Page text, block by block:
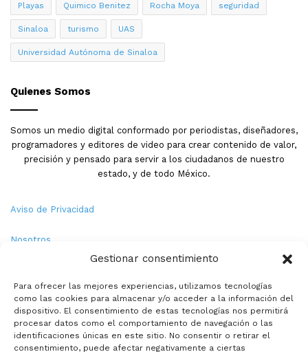
Gestionar consentimiento
Para ofrecer las mejores experiencias, utilizamos tecnologías
como las cookies para almacenar y/o acceder a la información del
dispositivo. El consentimiento de estas tecnologías nos permitirá
procesar datos como el comportamiento de navegación o las
identificaciones únicas en este sitio. No consentir o retirar el
consentimiento, puede afectar negativamente a ciertas
Playas Quimico Benitez Rocha Moya seguridad
Sinaloa turismo UAS
Universidad Autónoma de Sinaloa
Quienes Somos
Somos un medio digital conformado por periodistas, diseñadores,
programadores y editores de video para crear contenido de valor,
precisión y pensado para servir a los ciudadanos de nuestro
estado, y de todo México.
Aviso de Privacidad
Nosotros
Política de Cookies
Contacto